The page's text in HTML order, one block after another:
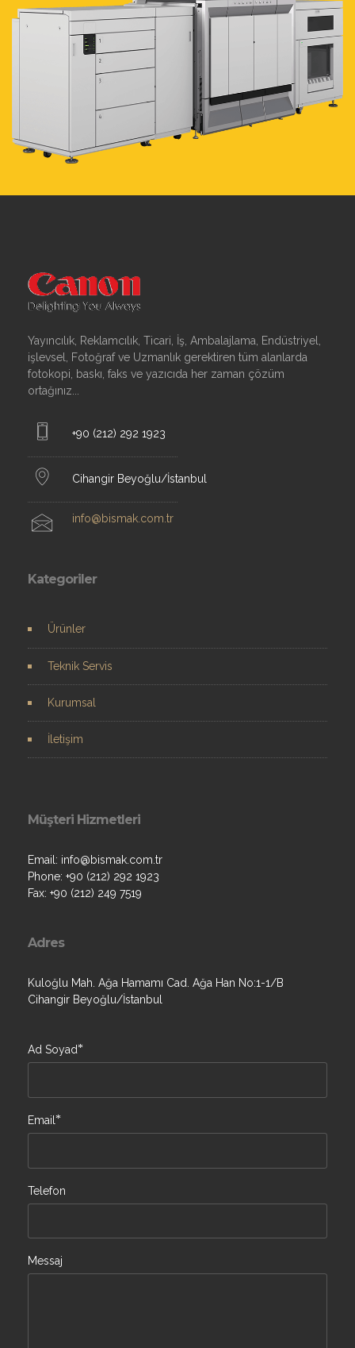
Yayıncılık, Reklamcılık, Ticari, İş, Ambalajlama, Endüstriyel,
işlevsel, Fotoğraf ve Uzmanlık gerektiren tüm alanlarda
fotokopi, baskı, faks ve yazıcıda her zaman çözüm
ortağınız...
+90 (212) 292 1923
Cihangir Beyoğlu/İstanbul
info@bismak.com.tr
Kategoriler
Ürünler
Teknik Servis
Kurumsal
İletişim
Müşteri Hizmetleri
Email: info@bismak.com.tr
Phone: +90 (212) 292 1923
Fax: +90 (212) 249 7519
Adres
Kuloğlu Mah. Ağa Hamamı Cad. Ağa Han No:1-1/B
Cihangir Beyoğlu/İstanbul
Ad Soyad*
Email *
Telefon
Messaj